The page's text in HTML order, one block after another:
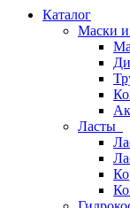
Каталог
Маски
Ласты